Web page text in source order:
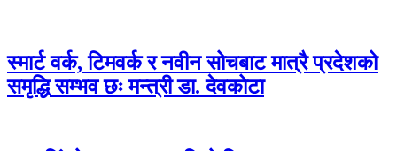
स्मार्ट वर्क, टिमवर्क र नवीन सोचबाट मात्रै प्रदेशको
समृद्धि सम्भव छः मन्त्री डा. देवकोटा